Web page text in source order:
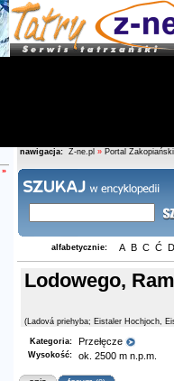
»
nawigacja: Z-ne.pl » Portal Zakopiański
alfabetycznie: A B C Ć D
Lodowego,
(Ladová priehyba; Eistaler Hochjoch,
Kategoria: Przełęcze
Wysokość: ok. 2500 m n.p.m.